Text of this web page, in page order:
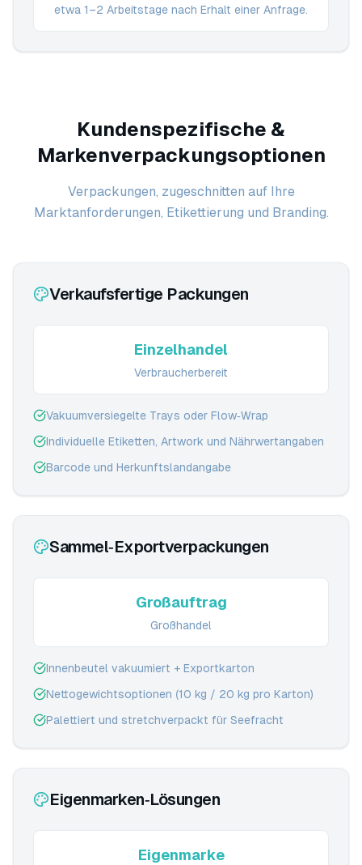
etwa 1–2 Arbeitstage nach Erhalt einer Anfrage.
Kundenspezifische &
Markenverpackungsoptionen
Verpackungen, zugeschnitten auf Ihre
Marktanforderungen, Etikettierung und Branding.
Verkaufsfertige Packungen
Einzelhandel
Verbraucherbereit
Vakuumversiegelte Trays oder Flow‑Wrap
Individuelle Etiketten, Artwork und Nährwertangaben
Barcode und Herkunftslandangabe
Sammel‑Exportverpackungen
Großauftrag
Großhandel
Innenbeutel vakuumiert + Exportkarton
Nettogewichtsoptionen (10 kg / 20 kg pro Karton)
Palettiert und stretchverpackt für Seefracht
Eigenmarken‑Lösungen
Eigenmarke